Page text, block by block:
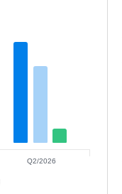
Q2/2026